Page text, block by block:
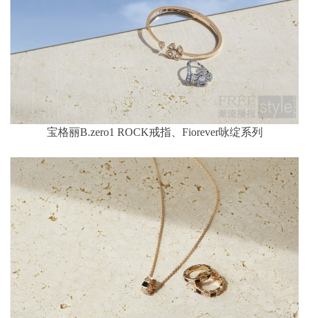
宝格丽B.zero1 ROCK戒指、Fiorever咏绽系列